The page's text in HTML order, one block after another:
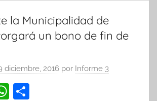
la Municipalidad de
un bono de fin de
diciembre, 2016 por Informe 3
W